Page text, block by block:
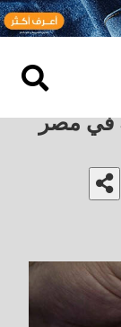
في مصر